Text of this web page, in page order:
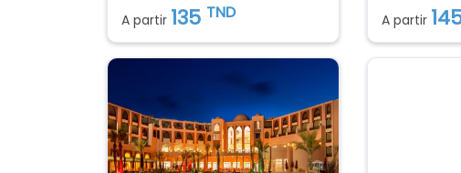
A partir 135 TND A partir